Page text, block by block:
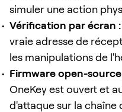
simuler une action
Vérification par écran :
vraie adresse de
les manipulations de
Firmware open-
OneKey est ouvert et
d'attaque sur la